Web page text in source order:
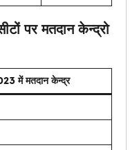
पर मतदान केन्द्रो
में मतदान केन्द्र